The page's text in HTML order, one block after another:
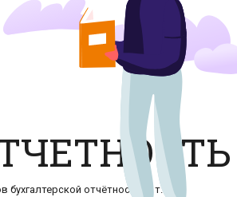
отчётности, в т. ч.